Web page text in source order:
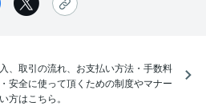
、取引の流れ、お支払い方法・手数料
安全に使って頂くための制度やマナー
方はこちら。